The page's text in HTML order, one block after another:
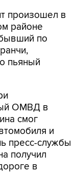
произошел в
районе
по
пьяный
ОМВД в
смог
и
пресс-службы
получил
в